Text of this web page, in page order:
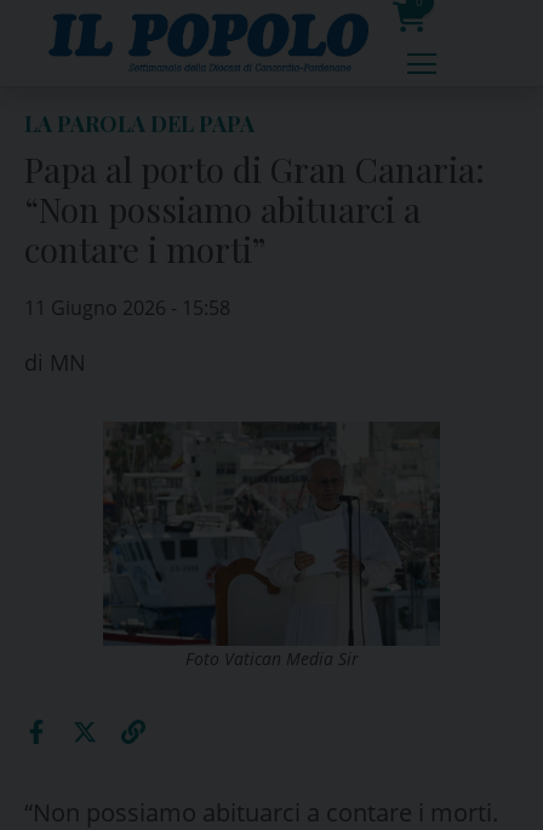
0
prodotti
LA PAROLA DEL PAPA
Papa al porto di Gran Canaria:
“Non possiamo abituarci a
contare i morti”
11 Giugno 2026 - 15:58
di MN
Foto Vatican Media Sir
“Non possiamo abituarci a contare i morti.